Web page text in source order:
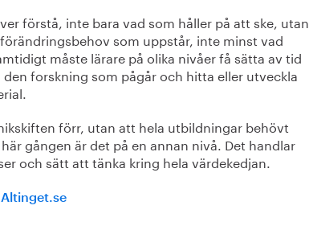
förstå, inte bara vad som håller på att ske, utan
som uppstår, inte minst vad
måste lärare på olika nivåer få sätta av tid
forskning som pågår och hitta eller utveckla
förr, utan att hela utbildningar behövt
gången är det på en annan nivå. Det handlar
och sätt att tänka kring hela värdekedjan.
Altinget.se